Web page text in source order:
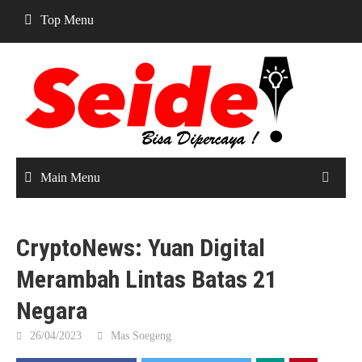
content
Top Menu
Main Menu
CryptoNews: Yuan Digital
Merambah Lintas Batas 21
Negara
26/04/2023 Mas Soegeng